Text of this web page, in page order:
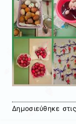
Δημοσιεύθηκε στις